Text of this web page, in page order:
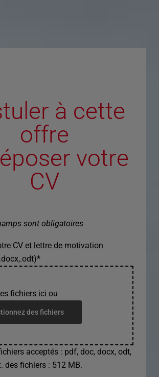
à cette
offre
votre
CV
sont obligatoires
CV et lettre de motivation
*
fichiers ici ou
des fichiers
acceptés : pdf, doc, docx, odt,
des fichiers : 512 MB.